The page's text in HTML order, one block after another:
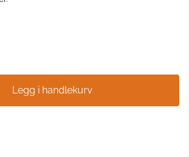
Legg i handlekurv